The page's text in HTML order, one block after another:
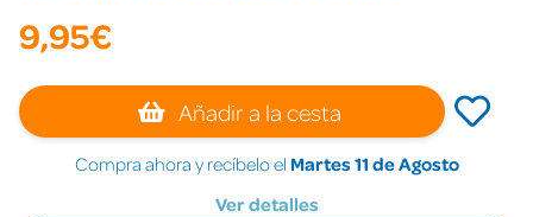
9,95€
Añadir a la cesta
Compra ahora y recíbelo el Martes 11 de Agosto
Ver detalles